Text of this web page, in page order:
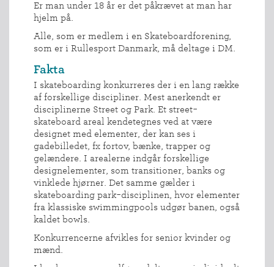
Er man under 18 år er det påkrævet at man har
hjelm på.
Alle, som er medlem i en Skateboardforening,
som er i Rullesport Danmark, må deltage i DM.
Fakta
I skateboarding konkurreres der i en lang række
af forskellige discipliner. Mest anerkendt er
disciplinerne Street og Park. Et street-
skateboard areal kendetegnes ved at være
designet med elementer, der kan ses i
gadebilledet, fx fortov, bænke, trapper og
gelændere. I arealerne indgår forskellige
designelementer, som transitioner, banks og
vinklede hjørner. Det samme gælder i
skateboarding park-disciplinen, hvor elementer
fra klassiske swimmingpools udgør banen, også
kaldet bowls.
Konkurrencerne afvikles for senior kvinder og
mænd.